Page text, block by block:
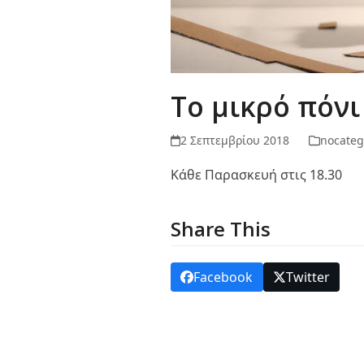
Το μικρό πόνι
2 Σεπτεμβρίου 2018
Κάθε Παρασκευή στις 18.30
Share This
Facebook Twitter